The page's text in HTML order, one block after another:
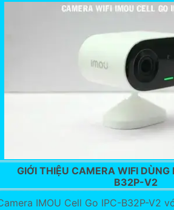
GIỚI THIỆU CAMERA WIFI DÙNG
B32P-V2
IMOU Cell Go IPC-B32P-V2